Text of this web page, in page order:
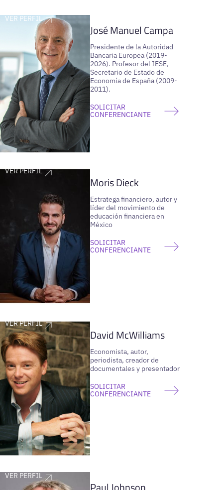
VER PERFIL
José Manuel Campa
Presidente de la Autoridad
Bancaria Europea (2019-
2026). Profesor del IESE,
Secretario de Estado de
Economía de España (2009-
2011).
SOLICITAR
CONFERENCIANTE
VER PERFIL
Moris Dieck
Estratega financiero, autor y
líder del movimiento de
educación financiera en
México
SOLICITAR
CONFERENCIANTE
VER PERFIL
David McWilliams
Economista, autor,
periodista, creador de
documentales y presentador
SOLICITAR
CONFERENCIANTE
VER PERFIL